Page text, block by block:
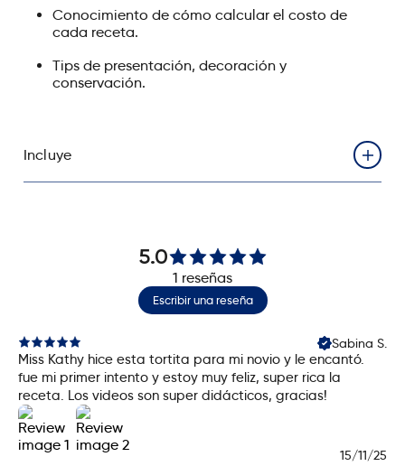
Conocimiento de cómo calcular el costo de
cada receta.
Tips de presentación, decoración y
conservación.
Incluye
Acceso al curso durante 1 año (365 días) desde el
momento de la compra
Receta completa en PDFs
Certificación a nombre de Kathy Monzón
Acceso inmediato (aplica para cursos disponibles,
los cursos en pre venta contienen la fecha de
visualización del curso)
Contenido accesible en cualquier momento
Consultas a la profesora (las respuestas se
responden en un máximo de 24 horas y con un
5.0
1 reseñas
Escribir una reseña
Sabina S.
Miss Kathy hice esta tortita para mi novio y le encantó.
fue mi primer intento y estoy muy feliz, super rica la
receta. Los videos son super didácticos, gracias!
15/11/25